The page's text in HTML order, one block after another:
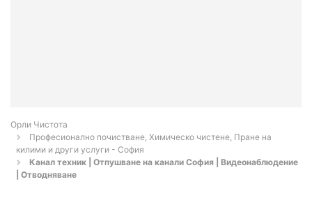
Орли Чистота
Професионално почистване, Химическо чистене, Пране на
килими и други услуги - София
Канал техник | Отпушване на канали София | Видеонаблюдение
| Отводняване